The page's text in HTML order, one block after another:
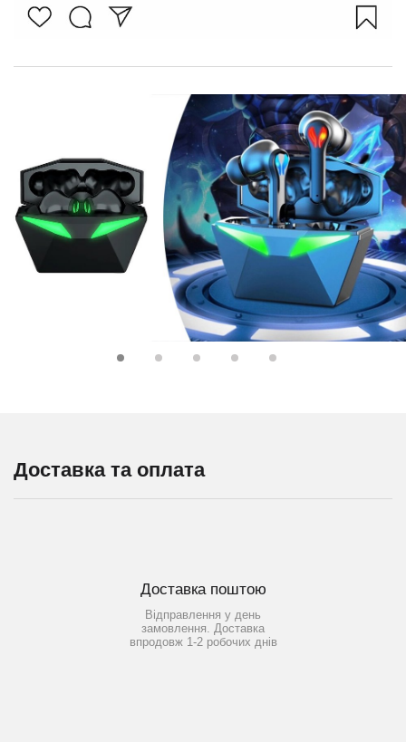
Доставка та оплата
Доставка поштою
Відправлення у день
замовлення. Доставка
впродовж 1-2 робочих днів